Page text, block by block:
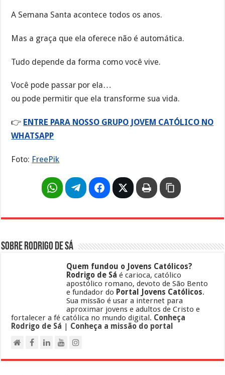
A Semana Santa acontece todos os anos.
Mas a graça que ela oferece não é automática.
Tudo depende da forma como você vive.
Você pode passar por ela…
ou pode permitir que ela transforme sua vida.
👉 ENTRE PARA NOSSO GRUPO JOVEM CATÓLICO NO
WHATSAPP
Foto: FreePik
Sobre Rodrigo de Sá
Quem fundou o Jovens Católicos?
Rodrigo de Sá é carioca, católico
apostólico romano, devoto de São Bento
e fundador do Portal Jovens Católicos.
Sua missão é usar a internet para
aproximar jovens e adultos de Cristo e
fortalecer a fé católica no mundo digital. Conheça
Rodrigo de Sá | Conheça a missão do portal